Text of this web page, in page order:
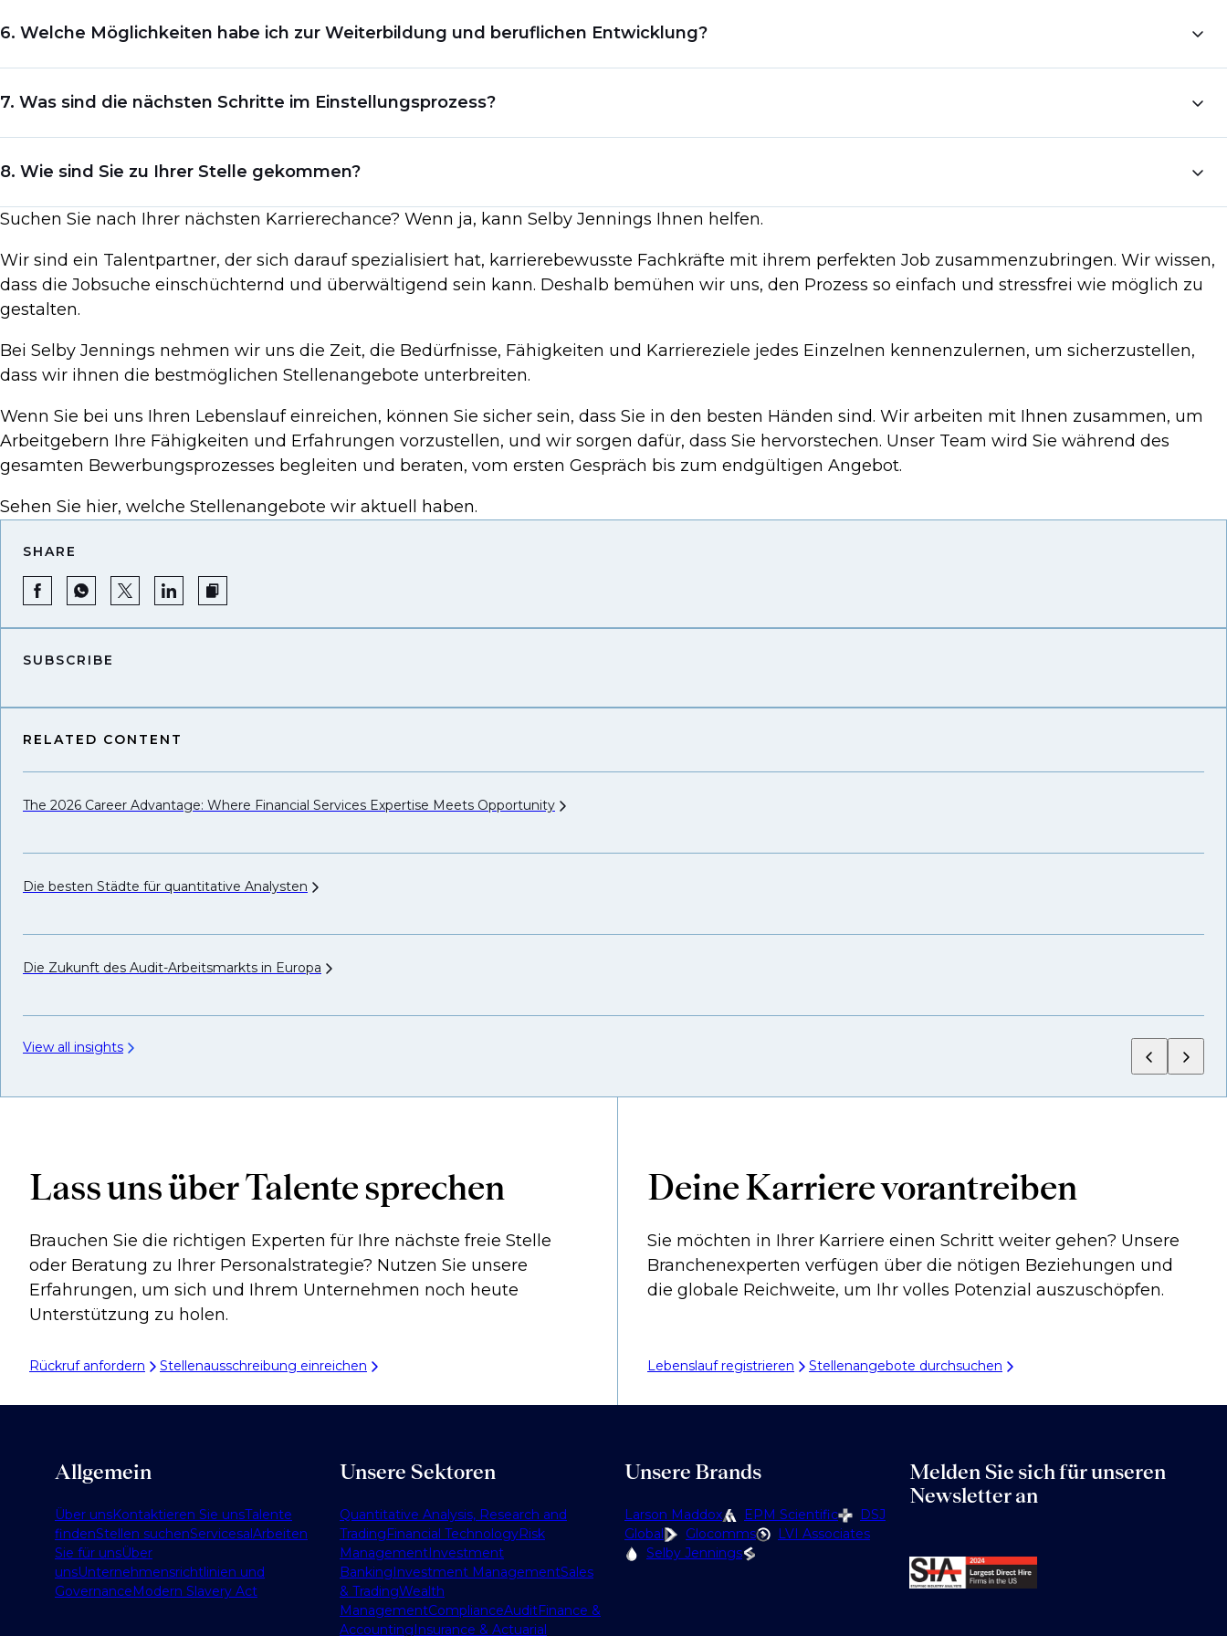
sicherzustellen, dass Sie die Ziele der Position effektiv erreichen können.
6. Welche Möglichkeiten habe ich zur Weiterbildung und beruflichen Entwicklung?
sicherzustellen, dass Sie sich in der Position weiterentwickeln und wachsen können.
7. Was sind die nächsten Schritte im Einstellungsprozess?
möglicherweise unternehmen müssen, um die Stelle zu bekommen.
8. Wie sind Sie zu Ihrer Stelle gekommen?
Mit dieser Frage können Sie sich ein Bild davon machen, was für den Erfolg erforderlich ist, und Sie erhalten einen Eindruck von der Karriereentwicklungsstruktur und -kultur des
Suchen Sie nach Ihrer nächsten Karrierechance? Wenn ja, kann Selby Jennings Ihnen helfen.
Wir sind ein Talentpartner, der sich darauf spezialisiert hat, karrierebewusste Fachkräfte mit ihrem perfekten Job zusammenzubringen. Wir wissen,
dass die Jobsuche einschüchternd und überwältigend sein kann. Deshalb bemühen wir uns, den Prozess so einfach und stressfrei wie möglich zu
gestalten.
Bei Selby Jennings nehmen wir uns die Zeit, die Bedürfnisse, Fähigkeiten und Karriereziele jedes Einzelnen kennenzulernen, um sicherzustellen,
dass wir ihnen die bestmöglichen Stellenangebote unterbreiten.
Wenn Sie bei uns Ihren Lebenslauf einreichen, können Sie sicher sein, dass Sie in den besten Händen sind. Wir arbeiten mit Ihnen zusammen, um
Arbeitgebern Ihre Fähigkeiten und Erfahrungen vorzustellen, und wir sorgen dafür, dass Sie hervorstechen. Unser Team wird Sie während des
gesamten Bewerbungsprozesses begleiten und beraten, vom ersten Gespräch bis zum endgültigen Angebot.
Sehen Sie hier, welche Stellenangebote wir aktuell haben.
SHARE
SUBSCRIBE
RELATED CONTENT
The 2026 Career Advantage: Where Financial Services Expertise Meets Opportunity
Die besten Städte für quantitative Analysten
Die Zukunft des Audit-Arbeitsmarkts in Europa
View all insights
Lass uns über Talente sprechen
Brauchen Sie die richtigen Experten für Ihre nächste freie Stelle
oder Beratung zu Ihrer Personalstrategie? Nutzen Sie unsere
Erfahrungen, um sich und Ihrem Unternehmen noch heute
Unterstützung zu holen.
Rückruf anfordern Stellenausschreibung einreichen
Deine Karriere vorantreiben
Sie möchten in Ihrer Karriere einen Schritt weiter gehen? Unsere
Branchenexperten verfügen über die nötigen Beziehungen und
die globale Reichweite, um Ihr volles Potenzial auszuschöpfen.
Lebenslauf registrieren Stellenangebote durchsuchen
Allgemein
Über unsKontaktieren Sie unsTalente
findenStellen suchenServicesalArbeiten
Sie für unsÜber
unsUnternehmensrichtlinien und
GovernanceModern Slavery Act
Unsere Sektoren
Quantitative Analysis, Research and
TradingFinancial TechnologyRisk
ManagementInvestment
BankingInvestment ManagementSales
& TradingWealth
ManagementComplianceAuditFinance &
AccountingInsurance & Actuarial
Unsere Brands
Larson Maddox EPM Scientific
DSJ
Global
Glocomms
LVI Associates
Selby Jennings
Melden Sie sich für unseren
Newsletter an